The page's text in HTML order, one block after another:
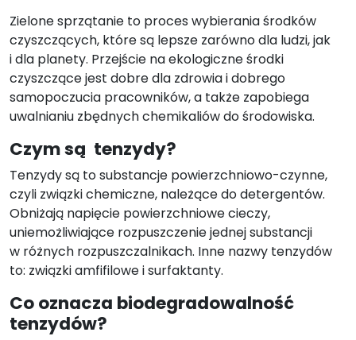
Zielone sprzątanie to proces wybierania środków
czyszczących, które są lepsze zarówno dla ludzi, jak
i dla planety. Przejście na ekologiczne środki
czyszczące jest dobre dla zdrowia i dobrego
samopoczucia pracowników, a także zapobiega
uwalnianiu zbędnych chemikaliów do środowiska.
Czym są tenzydy?
Tenzydy są to substancje powierzchniowo-czynne,
czyli związki chemiczne, należące do detergentów.
Obniżają napięcie powierzchniowe cieczy,
uniemożliwiające rozpuszczenie jednej substancji
w różnych rozpuszczalnikach. Inne nazwy tenzydów
to: związki amfifilowe i surfaktanty.
Co oznacza biodegradowalność
tenzydów?